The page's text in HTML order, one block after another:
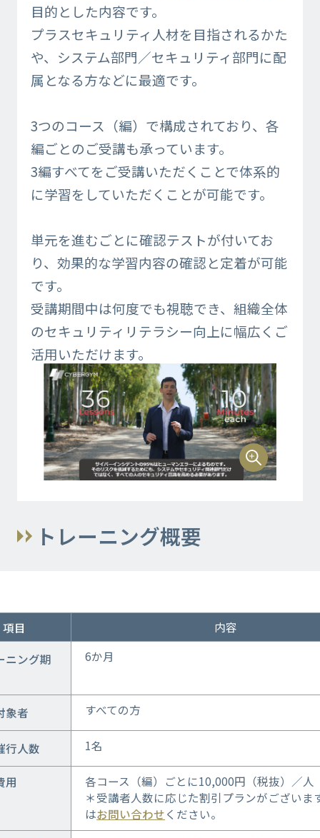
目的とした内容です。
プラスセキュリティ人材を目指されるかた
や、システム部門／セキュリティ部門に配
属となる方などに最適です。
3つのコース（編）で構成されており、各
編ごとのご受講も承っています。
3編すべてをご受講いただくことで体系的
に学習をしていただくことが可能です。
単元を進むごとに確認テストが付いてお
り、効果的な学習内容の確認と定着が可能
です。
受講期間中は何度でも視聴でき、組織全体
のセキュリティリテラシー向上に幅広くご
活用いただけます。
トレーニング概要
項目 内容
ニング期 6か月
象者 すべての方
行人数 1名
用
各コース（編）ごとに10,000円（税抜）／人
＊受講者人数に応じた割引プランがございま
はお問い合わせください。